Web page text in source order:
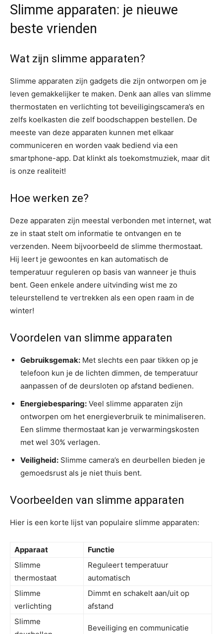
Slimme apparaten: je nieuwe
beste vrienden
Wat zijn slimme apparaten?
Slimme apparaten zijn gadgets die zijn ontworpen om je
leven gemakkelijker te maken. Denk aan alles van slimme
thermostaten en verlichting tot beveiligingscamera’s en
zelfs koelkasten die zelf boodschappen bestellen. De
meeste van deze apparaten kunnen met elkaar
communiceren en worden vaak bediend via een
smartphone-app. Dat klinkt als toekomstmuziek, maar dit
is onze realiteit!
Hoe werken ze?
Deze apparaten zijn meestal verbonden met internet, wat
ze in staat stelt om informatie te ontvangen en te
verzenden. Neem bijvoorbeeld de slimme thermostaat.
Hij leert je gewoontes en kan automatisch de
temperatuur reguleren op basis van wanneer je thuis
bent. Geen enkele andere uitvinding wist me zo
teleurstellend te vertrekken als een open raam in de
winter!
Voordelen van slimme apparaten
Gebruiksgemak: Met slechts een paar tikken op je
telefoon kun je de lichten dimmen, de temperatuur
aanpassen of de deursloten op afstand bedienen.
Energiebesparing: Veel slimme apparaten zijn
ontworpen om het energieverbruik te minimaliseren.
Een slimme thermostaat kan je verwarmingskosten
met wel 30% verlagen.
Veiligheid: Slimme camera’s en deurbellen bieden je
gemoedsrust als je niet thuis bent.
Voorbeelden van slimme apparaten
Hier is een korte lijst van populaire slimme apparaten:
Apparaat
Functie
Slimme
thermostaat
Reguleert temperatuur
automatisch
Slimme
verlichting
Dimmt en schakelt aan/uit op
afstand
Slimme
Beveiliging en communicatie